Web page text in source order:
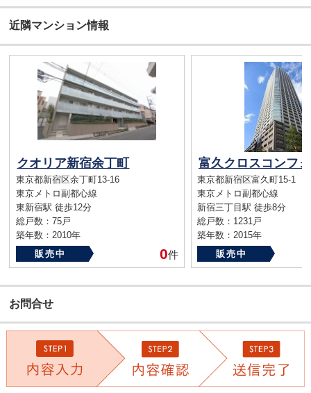
近隣マンション情報
クオリア新宿余丁町
東京都新宿区余丁町13-16
東京メトロ副都心線
東新宿駅 徒歩12分
総戸数：75戸
築年数：2010年
販売中
0件
東京都新宿区富久町15-1
東京メトロ副都心線
新宿三丁目駅 徒歩8分
総戸数：1231戸
築年数：2015年
販売中
お問合せ